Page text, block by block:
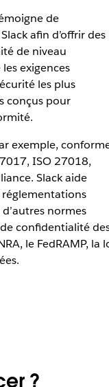
de
afin d’offrir des
de niveau
exigences
les plus
conçus pour
exemple,
ISO 27018,
Slack aide
réglementations
normes
confidentialité
le FedRAMP, la
?